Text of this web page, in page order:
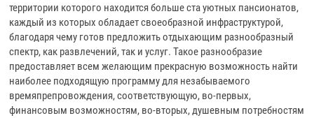
территории которого находится больше ста уютных пансионатов,
каждый из которых обладает своеобразной инфраструктурой,
благодаря чему готов предложить отдыхающим разнообразный
спектр, как развлечений, так и услуг. Такое разнообразие
предоставляет всем желающим прекрасную возможность найти
наиболее подходящую программу для незабываемого
времяпрепровождения, соответствующую, во-первых,
финансовым возможностям, во-вторых, душевным потребностям